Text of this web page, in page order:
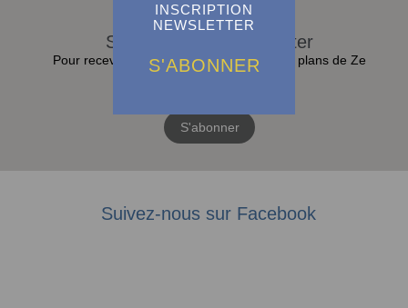
INSCRIPTION
NEWSLETTER
S'ABONNER
S'abonner à la Newsletter
Pour recevoir toutes les actualités et bons plans de Ze
Guide dans sa boite e-mail :
S'abonner
Suivez-nous sur Facebook